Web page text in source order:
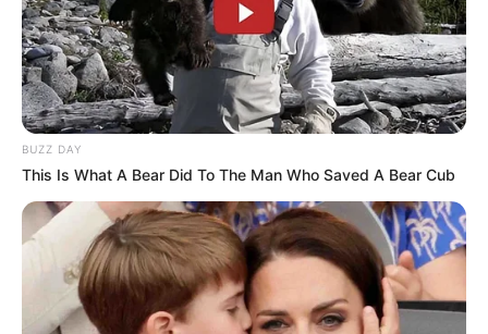
BUZZ DAY
This Is What A Bear Did To The Man Who Saved A Bear Cub